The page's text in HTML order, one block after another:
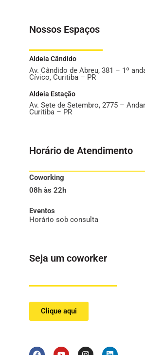
Nossos Espaços
Aldeia Cândido
Av. Cândido de Abreu, 381 – 1º
Cívico, Curitiba – PR
Aldeia Estação
Av. Sete de Setembro, 2775 –
Curitiba – PR
Horário de Atendimento
Coworking
08h às 22h
Eventos
Horário sob consulta
Seja um coworker
Clique aqui
F
Y
I
L